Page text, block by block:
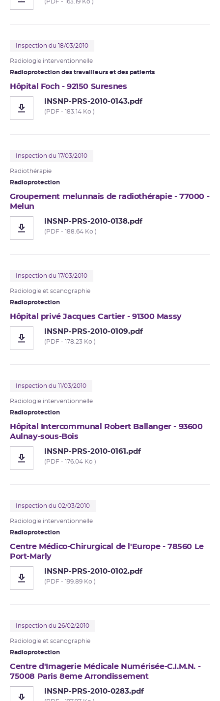
(PDF - 163.19 Ko )
Inspection du 18/03/2010
Radiologie interventionnelle
Radioprotection des travailleurs et des patients
Hôpital Foch - 92150 Suresnes
INSNP-PRS-2010-0143.pdf
(PDF - 183.14 Ko )
Inspection du 17/03/2010
Radiothérapie
Radioprotection
Groupement melunnais de radiothérapie - 77000 -
Melun
INSNP-PRS-2010-0138.pdf
(PDF - 188.64 Ko )
Inspection du 17/03/2010
Radiologie et scanographie
Radioprotection
Hôpital privé Jacques Cartier - 91300 Massy
INSNP-PRS-2010-0109.pdf
(PDF - 178.23 Ko )
Inspection du 11/03/2010
Radiologie interventionnelle
Radioprotection
Hôpital Intercommunal Robert Ballanger - 93600
Aulnay-sous-Bois
INSNP-PRS-2010-0161.pdf
(PDF - 176.04 Ko )
Inspection du 02/03/2010
Radiologie interventionnelle
Radioprotection
Centre Médico-Chirurgical de l'Europe - 78560 Le
Port-Marly
INSNP-PRS-2010-0102.pdf
(PDF - 199.89 Ko )
Inspection du 26/02/2010
Radiologie et scanographie
Radioprotection
Centre d'Imagerie Médicale Numérisée-C.I.M.N. -
75008 Paris 8eme Arrondissement
INSNP-PRS-2010-0283.pdf